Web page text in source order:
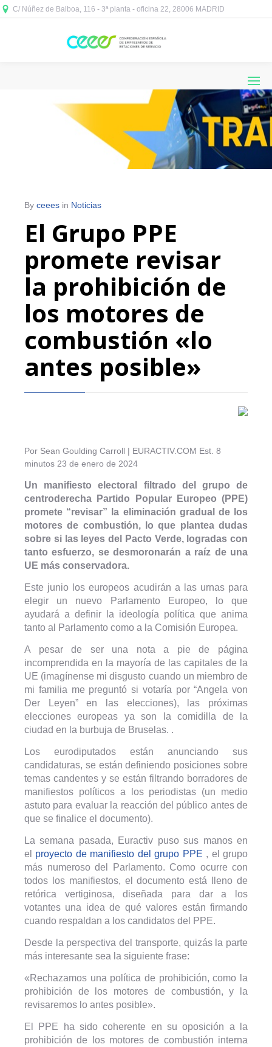
C/ Núñez de Balboa, 116 - 3ª planta - oficina 22, 28006 MADRID
By ceees in Noticias
El Grupo PPE
promete revisar
la prohibición de
los motores de
combustión «lo
antes posible»
Por Sean Goulding Carroll | EURACTIV.COM Est. 8
minutos 23 de enero de 2024
Un manifiesto electoral filtrado del grupo de
centroderecha Partido Popular Europeo (PPE)
promete “revisar” la eliminación gradual de los
motores de combustión, lo que plantea dudas
sobre si las leyes del Pacto Verde, logradas con
tanto esfuerzo, se desmoronarán a raíz de una
UE más conservadora.
Este junio los europeos acudirán a las urnas para
elegir un nuevo Parlamento Europeo, lo que
ayudará a definir la ideología política que anima
tanto al Parlamento como a la Comisión Europea.
A pesar de ser una nota a pie de página
incomprendida en la mayoría de las capitales de la
UE (imagínense mi disgusto cuando un miembro de
mi familia me preguntó si votaría por “Angela von
Der Leyen” en las elecciones), las próximas
elecciones europeas ya son la comidilla de la
ciudad en la burbuja de Bruselas. .
Los eurodiputados están anunciando sus
candidaturas, se están definiendo posiciones sobre
temas candentes y se están filtrando borradores de
manifiestos políticos a los periodistas (un medio
astuto para evaluar la reacción del público antes de
que se finalice el documento).
La semana pasada, Euractiv puso sus manos en
el proyecto de manifiesto del grupo PPE , el grupo
más numeroso del Parlamento. Como ocurre con
todos los manifiestos, el documento está lleno de
retórica vertiginosa, diseñada para dar a los
votantes una idea de qué valores están firmando
cuando respaldan a los candidatos del PPE.
Desde la perspectiva del transporte, quizás la parte
más interesante sea la siguiente frase:
«Rechazamos una política de prohibición, como la
prohibición de los motores de combustión, y la
revisaremos lo antes posible».
El PPE ha sido coherente en su oposición a la
prohibición de los motores de combustión interna